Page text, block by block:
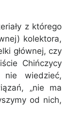
z którego
kolektora,
głównej, czy
Chińczycy
wiedzieć,
„nie ma
od nich,